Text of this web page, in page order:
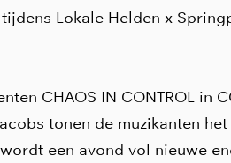
Lokale Helden x
CHAOS IN CONTROL in
tonen de muzikanten
een avond vol nieuwe